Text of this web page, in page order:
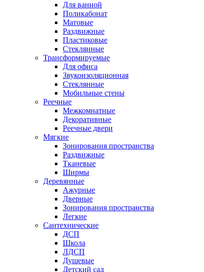
Для ванной
Поликабонат
Матовые
Раздвижные
Пластиковые
Стеклянные
Трансформируемые
Для офиса
Звукоизоляционная
Стеклянные
Мобильные стены
Реечные
Межкомнатные
Декоративные
Реечные двери
Мягкие
Зонирования пространства
Раздвижные
Тканевые
Ширмы
Деревянные
Ажурные
Дверные
Зонирования пространства
Легкие
Сантехнические
ДСП
Школа
ЛДСП
Душевые
Детский сад